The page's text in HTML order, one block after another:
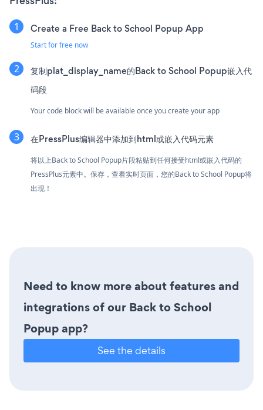
Create a Free Back to School Popup App
Start for free now
复制plat_display_name的Back to School Popup嵌入代
码段
Your code block will be available once you create your app
在PressPlus编辑器中添加到html或嵌入代码元素
将以上Back to School Popup片段粘贴到任何接受html或嵌入代码的
PressPlus元素中。保存，查看实时页面，您的Back to School Popup将
出现！
Need to know more about features and
integrations of our Back to School
Popup app?
See the details